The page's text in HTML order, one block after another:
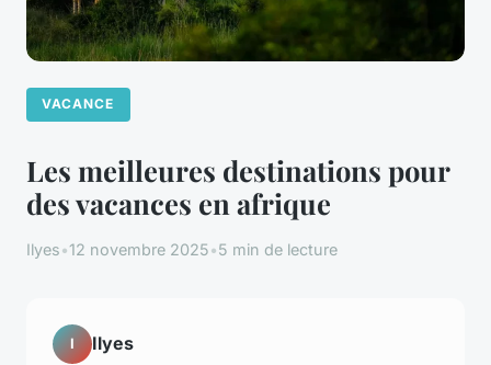
VACANCE
Les meilleures destinations pour
des vacances en afrique
Ilyes•12 novembre 2025•5 min de lecture
I Ilyes